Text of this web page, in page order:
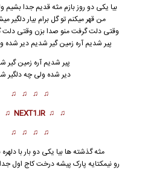
بیا یکی دو روز بازم مثه قدیم جدا
من قهر میکنم تو گل برام بیار دلگیر
وقتی دلت گرفت منو صدا بزن وقتی دلت
پیر شدیم آره زمین گیر شدیم دیر شده
پیر شدیم آره زمین گیر
دیر شده ولی چه دلگیر
♫ ♫ ♫ ♫
♫ ♫
NEXT1.IR
♫
♫ ♫ ♫ ♫
مثه گذشته ها بیا یکی دو بار با دلهره
رو نیمکتایه پارک پیشه درخت کاج اول